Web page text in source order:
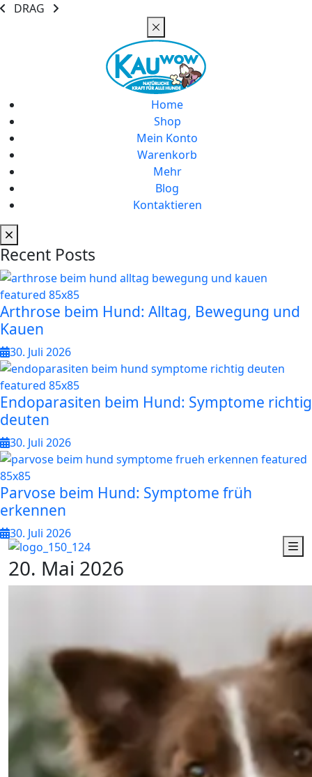
DRAG
Home
Shop
Mein Konto
Warenkorb
Mehr
Blog
Kontaktieren
Recent Posts
Arthrose beim Hund: Alltag, Bewegung und
Kauen
30. Juli 2026
Endoparasiten beim Hund: Symptome richtig
deuten
30. Juli 2026
Parvose beim Hund: Symptome früh
erkennen
30. Juli 2026
20. Mai 2026